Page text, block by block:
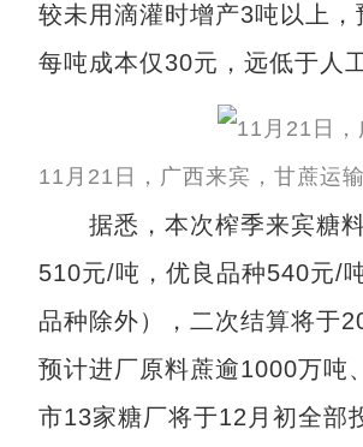
较未用滴灌时增产3吨以上
每吨成本仅30元，远低于人
11月21日，广西来宾，甘蔗运
据悉，本次榨季来宾糖料
510元/吨，优良品种540元/
品种除外），二次结算将于
预计进厂原料蔗逾1000万吨
市13家糖厂将于12月初全部